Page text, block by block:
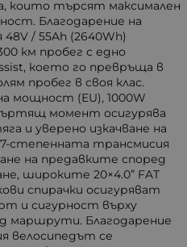
които търсят максимален
Благодарение на
/ 55Ah (2640Wh)
км пробег с едно
което го превръща в
пробег в своя клас.
мощност (EU), 1000W
момент осигурява
и уверено изкачване на
степенната трансмисия
на предавките според
широките 20×4.0” FAT
спирачки осигуряват
и сигурност върху
маршрути. Благодарение
велосипедът се